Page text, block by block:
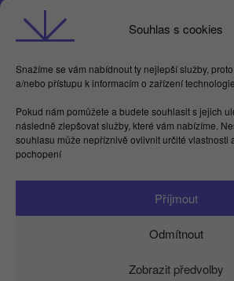
Souhlas s cookies
Snažíme se vám nabídnout ty nejlepší služby,
a/nebo přístupu k informacím o zařízení
Pokud nám pomůžete a budete souhlasit s jejich
následně zlepšovat služby, které vám nabízíme.
souhlasu může nepříznivě ovlivnit určité vlastnosti
pochopení
Příjmout
Odmítnout
Zobrazit předvolby
Obchodní podmínky
GDPR
Butterflies For Future, z.ú. Londýnská
Vinohrady
Praha 2 120 00
IČ 17615755
Facebook
LinkedIn
Instagram
YouTube
Spotify
TikTok